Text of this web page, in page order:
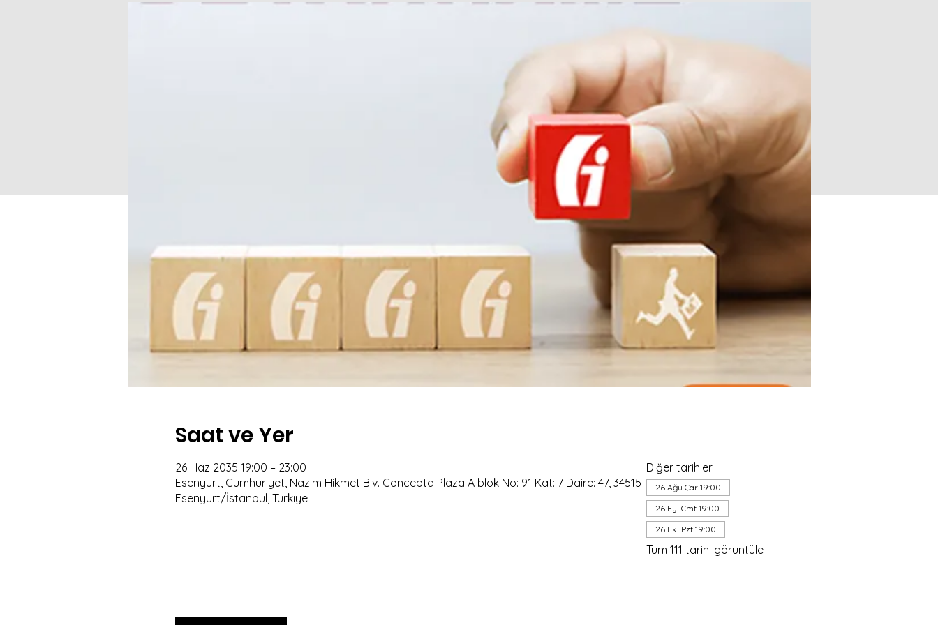
Saat ve Yer
26 Haz 2035 19:00 – 23:00
Esenyurt, Cumhuriyet, Nazım Hikmet Blv. Concepta Plaza A blok No: 91 Kat: 7 Daire: 47, 34515
Esenyurt/İstanbul, Türkiye
Diğer tarihler
26 Ağu Çar 19:00
26 Eyl Cmt 19:00
26 Eki Pzt 19:00
Tüm 111 tarihi görüntüle